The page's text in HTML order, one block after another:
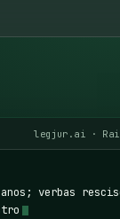
legjur.ai ·
verbas